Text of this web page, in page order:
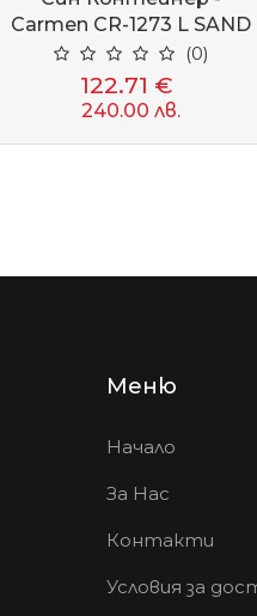
Carmen CR-1273 L SAND
(0)
122.71 €
240.00 лв.
Меню
Начало
За Нас
Контакти
Условия за